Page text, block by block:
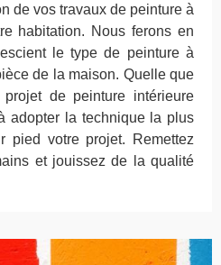
de vos travaux de peinture à
habitation. Nous ferons en
le type de peinture à
de la maison. Quelle que
de peinture intérieure
adopter la technique la plus
pied votre projet. Remettez
et jouissez de la qualité